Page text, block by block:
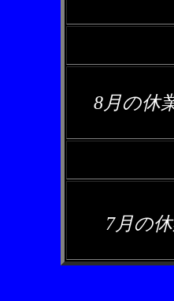
8月の休
7月の